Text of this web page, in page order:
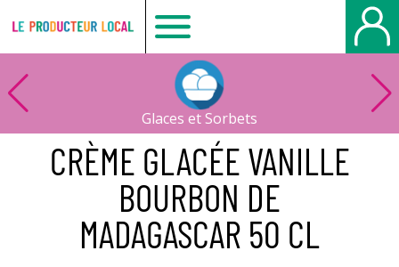
Le
producteur
local
-
Bois
Glaces et Sorbets
CRÈME GLACÉE VANILLE
BOURBON DE
MADAGASCAR 50 CL